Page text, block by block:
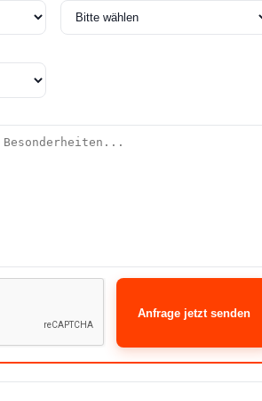
Anfrage jetzt senden